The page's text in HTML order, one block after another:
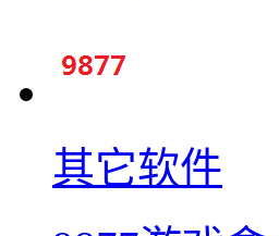
其它软件